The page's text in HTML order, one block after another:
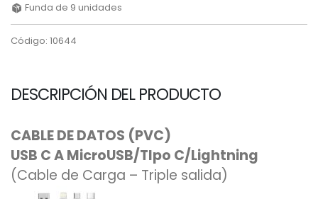
Funda de 9 unidades
Código: 10644
DESCRIPCIÓN DEL PRODUCTO
CABLE DE DATOS (PVC)
USB C A MicroUSB/TIpo C/Lightning
(Cable de Carga – Triple salida)